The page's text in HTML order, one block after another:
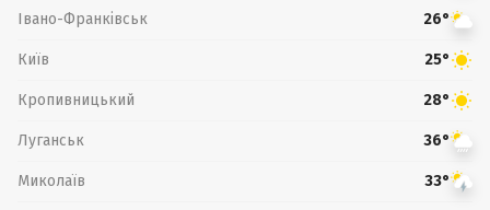
Івано-Франківськ 26°
Київ 25°
Кропивницький 28°
Луганськ 36°
Миколаїв 33°